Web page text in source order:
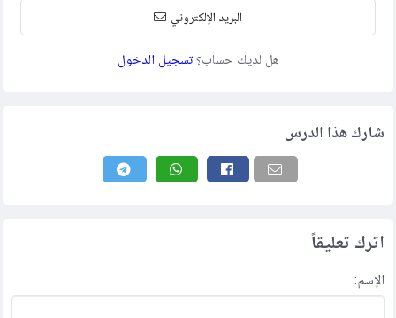
البريد الإلكتروني
هل لديك حساب؟تسجيل الدخول
شارك هذا الدرس
اترك تعليقاً
الإسم: